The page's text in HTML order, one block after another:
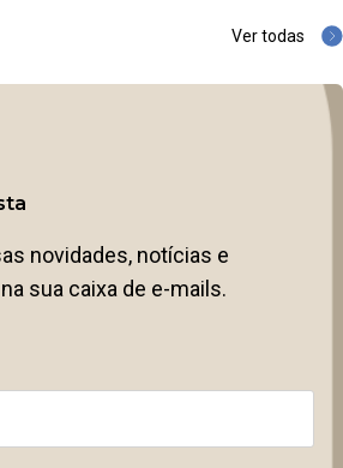
Ver todas
novidades, notícias e
sua caixa de e-mails.